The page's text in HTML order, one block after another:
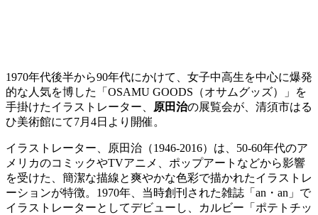
1970年代後半から90年代にかけて、女子中高生を中心に爆発
的な人気を博した「OSAMU GOODS（オサムグッズ）」を
手掛けたイラストレーター、
原田治の展覧会が、清須市はる
ひ美術館にて7月4日より開催。
イラストレーター、原田治（1946-2016）は、50-60年代のア
メリカのコミックやTVアニメ、ポップアートなどから影響
を受けた、簡潔な描線と爽やかな色彩で描かれたイラストレ
ーションが特徴。1970年、当時創刊された雑誌「an・an」で
イラストレーターとしてデビューし、カルビー「ポテトチッ